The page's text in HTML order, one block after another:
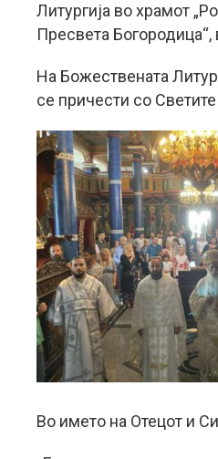
Литургија во храмот
Пресвета Богородица“,
На Божествената
се причести со
Во името на Отецот и